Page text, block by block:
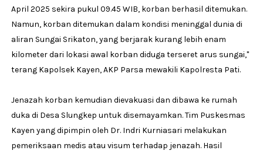
April 2025 sekira pukul 09.45 WIB, korban berhasil ditemukan.
Namun, korban ditemukan dalam kondisi meninggal dunia di
aliran Sungai Srikaton, yang berjarak kurang lebih enam
kilometer dari lokasi awal korban diduga terseret arus sungai,"
terang Kapolsek Kayen, AKP Parsa mewakili Kapolresta Pati.
Jenazah korban kemudian dievakuasi dan dibawa ke rumah
duka di Desa Slungkep untuk disemayamkan. Tim Puskesmas
Kayen yang dipimpin oleh Dr. Indri Kurniasari melakukan
pemeriksaan medis atau visum terhadap jenazah. Hasil